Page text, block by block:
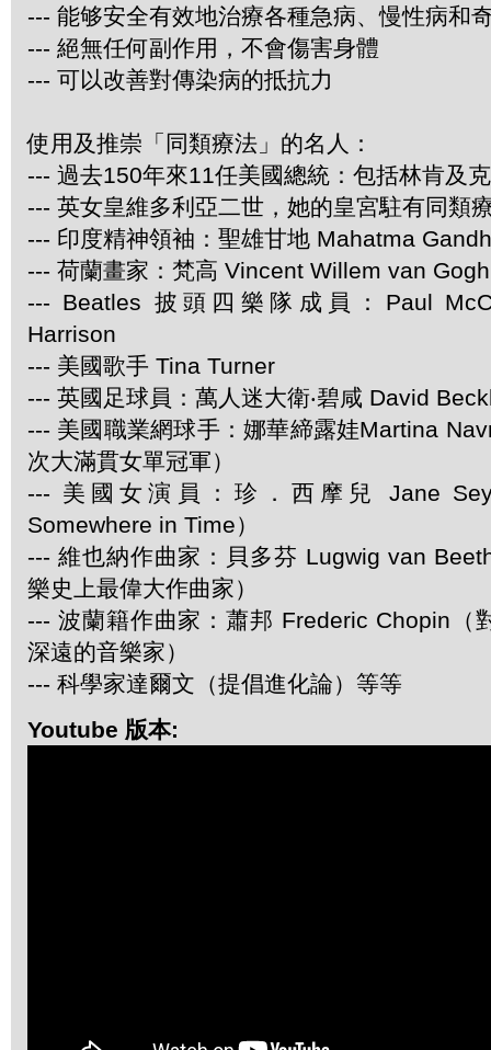
--- 能够安全有效地治療各種急病、慢性病和
--- 絕無任何副作用，不會傷害身體
--- 可以改善對傳染病的抵抗力
使用及推崇「同類療法」的名人：
--- 過去150年來11任美國總統：包括林肯及
--- 英女皇維多利亞二世，她的皇宮駐有同類
--- 印度精神領袖：聖雄甘地 Mahatma
--- 荷蘭畫家：梵高 Vincent Willem van Gogh
--- Beatles 披頭四樂隊成員：Paul
Harrison
--- 美國歌手 Tina Turner
--- 英國足球員：萬人迷大衛‧碧咸 David
--- 美國職業網球手：娜華締露娃Martina
次大滿貫女單冠軍）
--- 美國女演員：珍．西摩兒 Jane
Somewhere in Time）
--- 維也納作曲家：貝多芬 Lugwig van
樂史上最偉大作曲家）
--- 波蘭籍作曲家：蕭邦 Frederic Chopin（
深遠的音樂家）
--- 科學家達爾文（提倡進化論）等等
Youtube 版本: